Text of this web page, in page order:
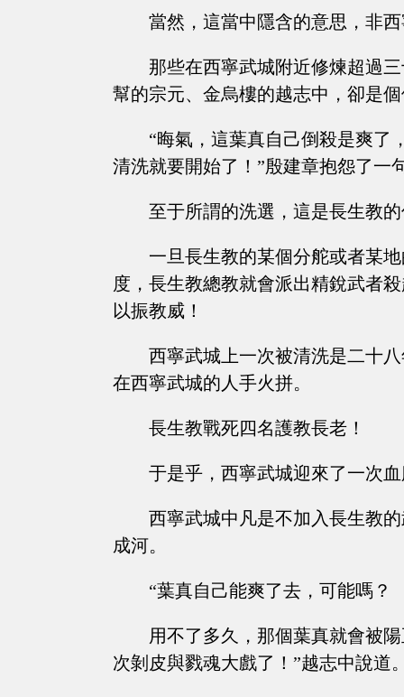
當然，這當中隱含的意思，非
那些在西寧武城附近修煉超過
幫的宗元、金烏樓的越志中，卻是
“晦氣，這葉真自己倒殺是爽了
清洗就要開始了！”殷建章抱怨了一
至于所謂的洗選，這是長生教
一旦長生教的某個分舵或者某
度，長生教總教就會派出精銳武者
以振教威！
西寧武城上一次被清洗是二十
在西寧武城的人手火拼。
長生教戰死四名護教長老！
于是乎，西寧武城迎來了一次
西寧武城中凡是不加入長生教
成河。
“葉真自己能爽了去，可能嗎？
用不了多久，那個葉真就會被
次剝皮與戮魂大戲了！”越志中說道